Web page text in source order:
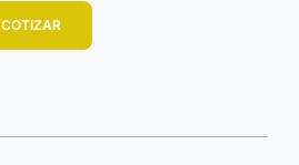
COTIZAR